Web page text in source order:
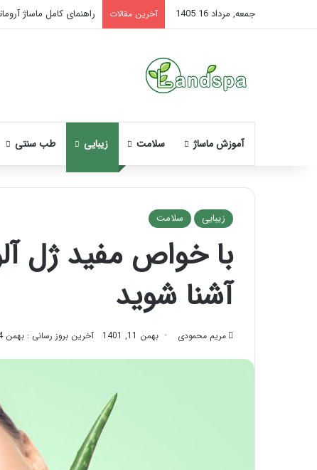
جمعه, مرداد 16 1405 آخرین مقالات راهنمای کامل ماساژ
آموزش ماساژ سلامت زیبایی طب سنتی
زیبایی سلامت
با خواص مفید ژل
آشنا شوید
مریم محمودی بهمن 11, 1401 آخرین بروز رسانی : بهمن 14, 1402
نحوه
ماساژ
تزریق
بایدها
آن!
تیر 28, 1404
نحوه ماساژ صورت
بایدها و